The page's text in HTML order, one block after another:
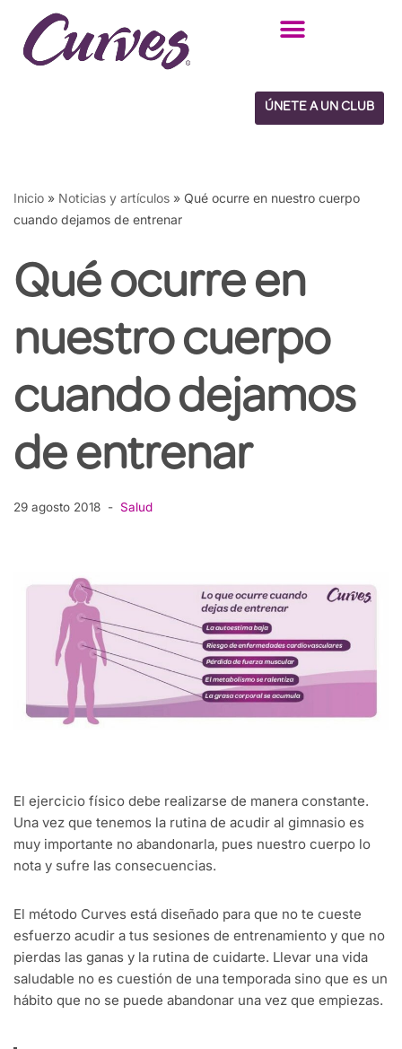
Saltar
ÚNETE A UN CLUB
Inicio » Noticias y artículos » Qué ocurre en nuestro cuerpo
cuando dejamos de entrenar
Qué ocurre en
nuestro cuerpo
cuando dejamos
de entrenar
29 agosto 2018 Salud
El ejercicio físico debe realizarse de manera constante.
Una vez que tenemos la rutina de acudir al gimnasio es
muy importante no abandonarla, pues nuestro cuerpo lo
nota y sufre las consecuencias.
El método Curves está diseñado para que no te cueste
esfuerzo acudir a tus sesiones de entrenamiento y que no
pierdas las ganas y la rutina de cuidarte. Llevar una vida
saludable no es cuestión de una temporada sino que es un
hábito que no se puede abandonar una vez que empiezas.